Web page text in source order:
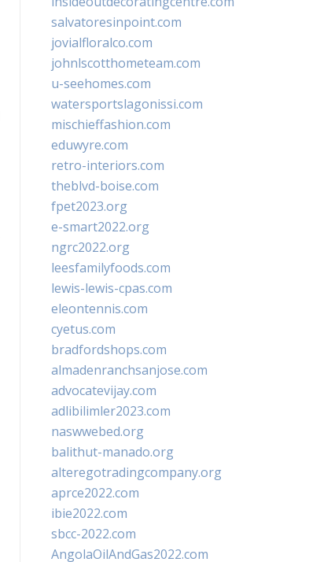
salvatoresinpoint.com
jovialfloralco.com
johnlscotthometeam.com
u-seehomes.com
watersportslagonissi.com
mischieffashion.com
eduwyre.com
retro-interiors.com
theblvd-boise.com
fpet2023.org
e-smart2022.org
ngrc2022.org
leesfamilyfoods.com
lewis-lewis-cpas.com
eleontennis.com
cyetus.com
bradfordshops.com
almadenranchsanjose.com
advocatevijay.com
adlibilimler2023.com
naswwebed.org
balithut-manado.org
alteregotradingcompany.org
aprce2022.com
ibie2022.com
sbcc-2022.com
AngolaOilAndGas2022.com